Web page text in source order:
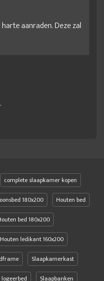
aanraden. Deze zal
complete slaapkamer kopen
180x200
Houten bed
bed 180x200
Houten ledikant 160x200
Slaapkamerkast
logeerbed Slaapbanken